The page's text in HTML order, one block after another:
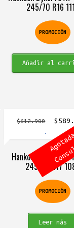
245/70 R16
PROMOCIÓN
Añadir al
Hankook Dynapro
245/70 R17
PROMOCIÓN
$612.900
El
precio
era:
$
Leer más